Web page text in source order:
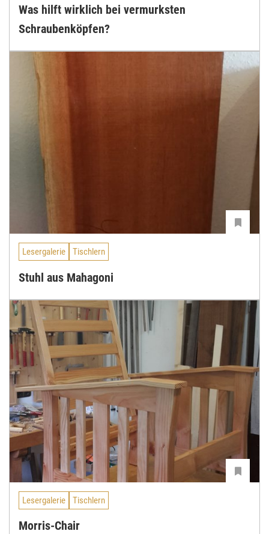
Was hilft wirklich bei vermurksten
Schraubenköpfen?
Lesergalerie Tischlern
Stuhl aus Mahagoni
Lesergalerie Tischlern
Morris-Chair